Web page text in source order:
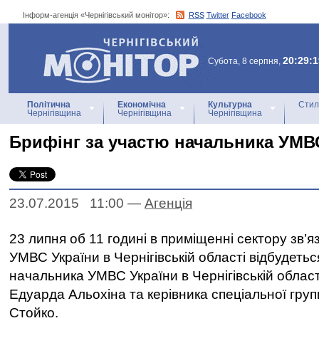
Інформ-агенція «Чернігівський монітор»: RSS Twitter Facebook
Інформ-агенція
«Чернігівський монітор»
Субота, 8 серпня,
Політична
Чернігівщина
Економічна
Чернігівщина
Культурна
Чернігівщина
Брифінг за участю начальника
23.07.2015 11:00 — Агенцiя
23 липня об 11 годині в приміщенні сектору
УМВС України в Чернігівській області
начальника УМВС України в Чернігівській
Едуарда Альохіна та керівника спеціальної
Стойко.